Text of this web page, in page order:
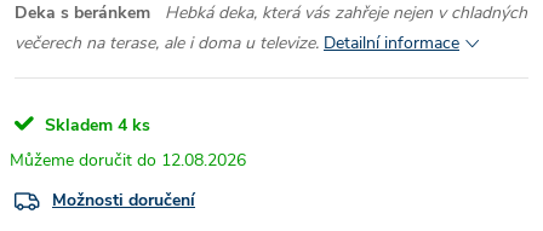
Deka s beránkem
Hebká deka, která vás zahřeje nejen v chladných
večerech na terase, ale i doma u televize. Detailní informace
Skladem 4 ks
12.08.2026
Možnosti doručení